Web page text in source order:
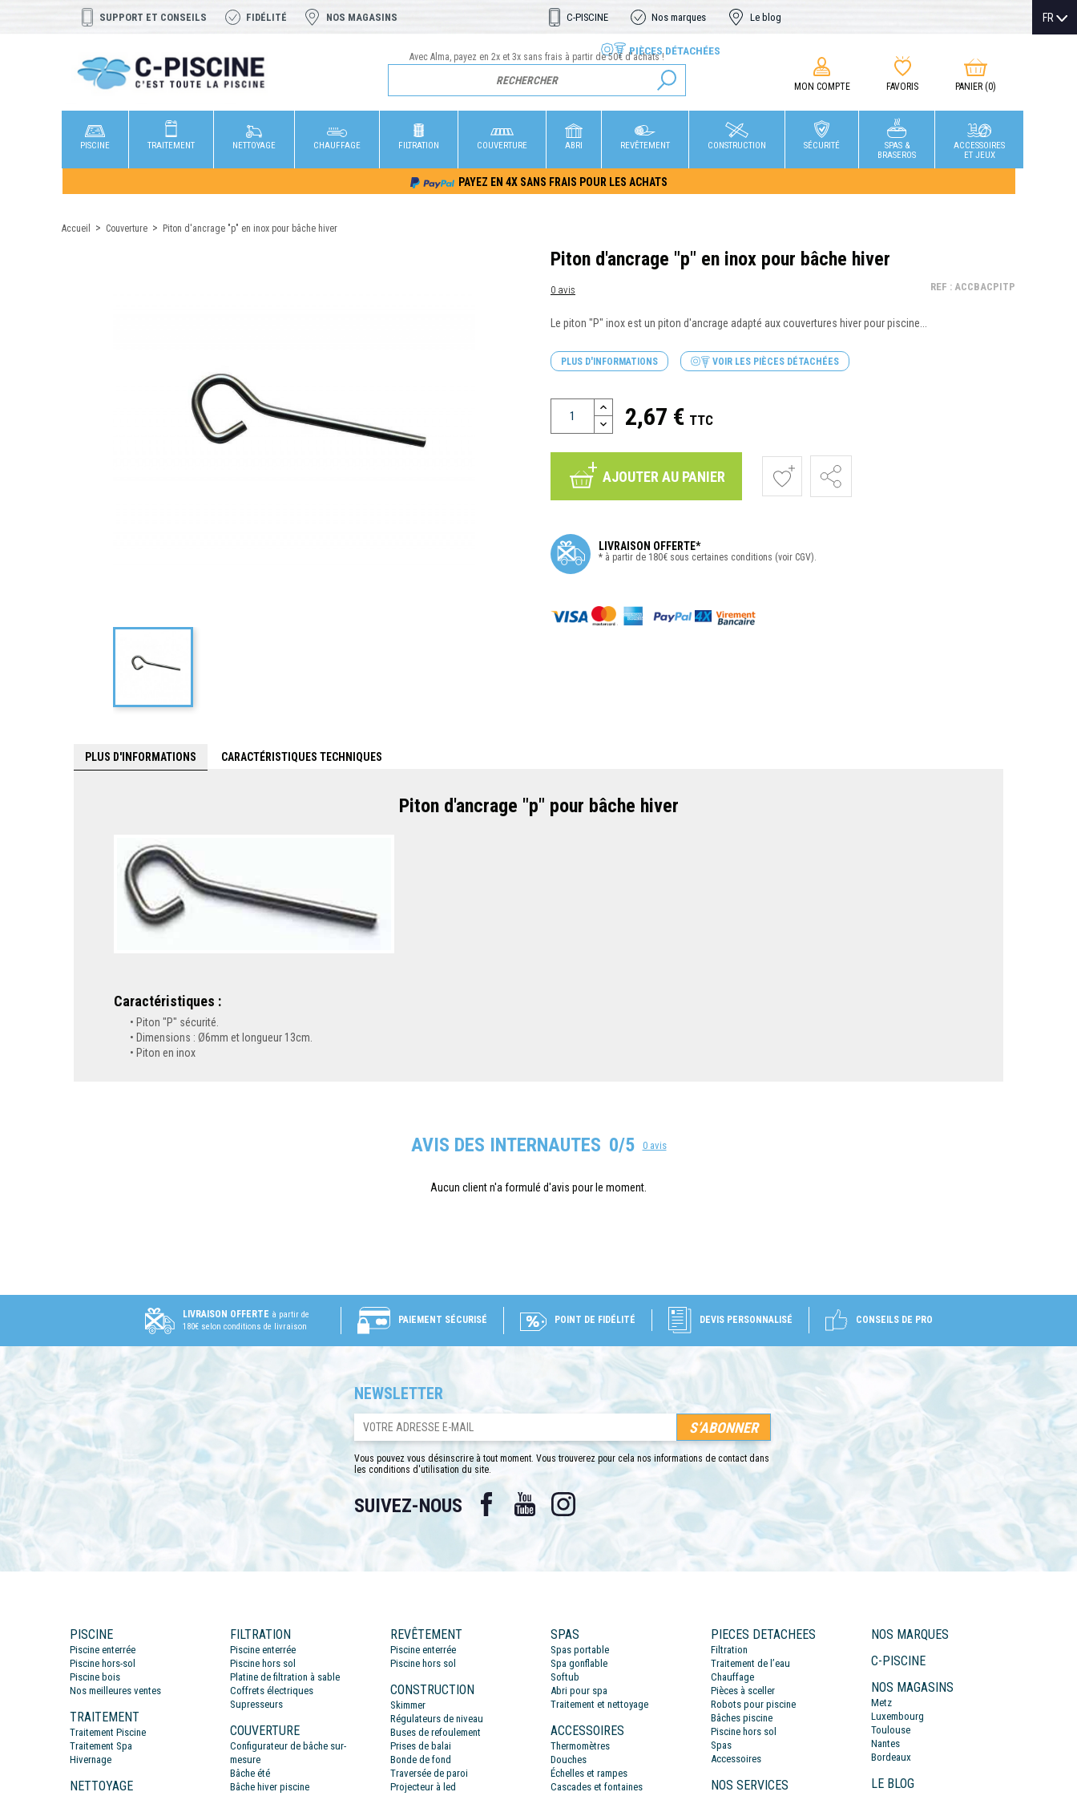
SUPPORT ET CONSEILS FIDÉLITÉ NOS MAGASINS C-PISCINE Nos marques Le blog
PIÈCES DÉTACHÉES
FR
Avec Alma, payez en 2x et 3x sans frais à partir de 50€ d'achats !
MON COMPTE FAVORIS PANIER (0)
PISCINE TRAITEMENT NETTOYAGE CHAUFFAGE FILTRATION COUVERTURE ABRI REVÊTEMENT CONSTRUCTION SÉCURITÉ
SPAS &
BRASEROS
ACCESSOIRES
ET JEUX
PAYEZ EN 4X SANS FRAIS POUR LES ACHATS
Accueil Couverture Piton d'ancrage "p" en inox pour bâche hiver
Piton d'ancrage "p" en inox pour bâche hiver
0 avis REF : ACCBACPITP
Le piton "P" inox est un piton d'ancrage adapté aux couvertures hiver pour piscine...
PLUS D'INFORMATIONS VOIR LES PIÈCES DÉTACHÉES
2,67 € TTC
AJOUTER AU PANIER
LIVRAISON OFFERTE*
* à partir de 180€ sous certaines conditions (voir CGV).
PLUS D'INFORMATIONS CARACTÉRISTIQUES TECHNIQUES
Piton d'ancrage "p" pour bâche hiver
Caractéristiques :
Piton "P" sécurité.
Dimensions : Ø6mm et longueur 13cm.
Piton en inox
AVIS DES INTERNAUTES 0/5 0 avis
Aucun client n'a formulé d'avis pour le moment.
LIVRAISON OFFERTE à partir de
180€ selon conditions de livraison
PAIEMENT SÉCURISÉ POINT DE FIDÉLITÉ DEVIS PERSONNALISÉ CONSEILS DE PRO
NEWSLETTER
Vous pouvez vous désinscrire à tout moment. Vous trouverez pour cela nos informations de contact dans
les conditions d'utilisation du site.
SUIVEZ-NOUS Facebook YouTube
PISCINE
Piscine enterrée
Piscine hors-sol
Piscine bois
Nos meilleures ventes
TRAITEMENT
Traitement Piscine
Traitement Spa
Hivernage
NETTOYAGE
FILTRATION
Piscine enterrée
Piscine hors sol
Platine de filtration à sable
Coffrets électriques
Supresseurs
COUVERTURE
Configurateur de bâche sur-
mesure
Bâche été
Bâche hiver piscine
REVÊTEMENT
Piscine enterrée
Piscine hors sol
CONSTRUCTION
Skimmer
Régulateurs de niveau
Buses de refoulement
Prises de balai
Bonde de fond
Traversée de paroi
Projecteur à led
SPAS
Spas portable
Spa gonflable
Softub
Abri pour spa
Traitement et nettoyage
ACCESSOIRES
Thermomètres
Douches
Échelles et rampes
Cascades et fontaines
PIECES DETACHEES
Filtration
Traitement de l’eau
Chauffage
Pièces à sceller
Robots pour piscine
Bâches piscine
Piscine hors sol
Spas
Accessoires
NOS SERVICES
NOS MARQUES
C-PISCINE
NOS MAGASINS
Metz
Luxembourg
Toulouse
Nantes
Bordeaux
LE BLOG